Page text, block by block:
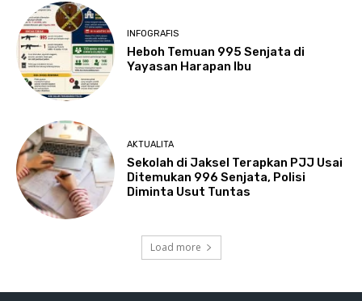
INFOGRAFIS
Heboh Temuan 995 Senjata di
Yayasan Harapan Ibu
AKTUALITA
Sekolah di Jaksel Terapkan PJJ Usai
Ditemukan 996 Senjata, Polisi
Diminta Usut Tuntas
Load more